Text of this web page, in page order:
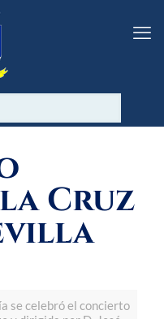
Cruz
se celebró el concierto